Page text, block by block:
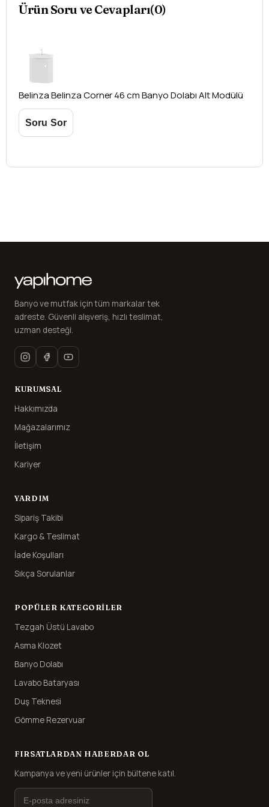
oluşabilecek ek ücretler alıcıya aittir
yazdırmanız gerekmektedir.
Aksi durumlarda ürünlerin
Ürün Soru ve Cevapları(0)
BelinzaBelinza Corner 46 cm Banyo Dolabı Alt Modülü
Banyo ve mutfak için tüm markalar tek
adreste. Güvenli alışveriş, hızlı teslimat,
uzman desteği.
KURUMSAL
Hakkımızda
Mağazalarımız
İletişim
Kariyer
YARDIM
Sipariş Takibi
Kargo & Teslimat
İade Koşulları
Sıkça Sorulanlar
POPÜLER KATEGORILER
Tezgah Üstü Lavabo
Asma Klozet
Banyo Dolabı
Lavabo Bataryası
Duş Teknesi
Gömme Rezervuar
FIRSATLARDAN HABERDAR OL
Kampanya ve yeni ürünler için bültene katıl.